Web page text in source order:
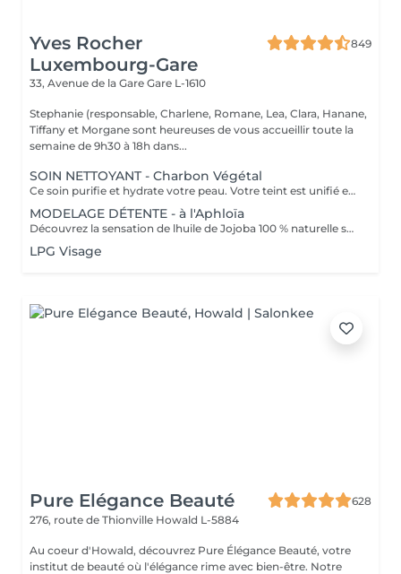
Yves Rocher
Luxembourg-Gare
849
33, Avenue de la Gare Gare L-1610
Stephanie (responsable, Charlene, Romane, Lea, Clara, Hanane,
Tiffany et Morgane sont heureuses de vous accueillir toute la
semaine de 9h30 à 18h dans...
SOIN NETTOYANT - Charbon Végétal
Ce soin purifie et hydrate votre peau. Votre teint est unifié et lumineux, grâce à l' alliance du Charbon Végétal et de l'édulis
MODELAGE DÉTENTE - à l'Aphloïa
Découvrez la sensation de lhuile de Jojoba 100 % naturelle sur votre peau. Nourrie, votre peau retrouve tout son confort. Libéré de ses tensions grâce aux mains habiles de notre esthéticienne, votre visage est détendu. Bénéfices : Nourrie, votre peau retrouve tout son confort.
LPG Visage
Pure Elégance Beauté
628
276, route de Thionville Howald L-5884
Au coeur d'Howald, découvrez Pure Élégance Beauté, votre
institut de beauté où l'élégance rime avec bien-être. Notre